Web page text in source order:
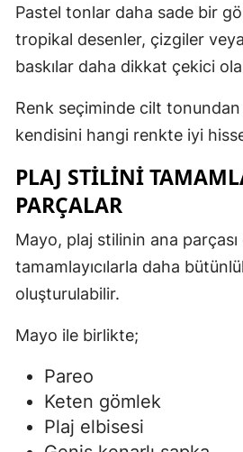
Pastel tonlar daha sade bir
tropikal desenler, çizgiler
baskılar daha dikkat çekici
Renk seçiminde cilt
kendisini hangi renkte iyi
PLAJ STILINI
PARÇALAR
Mayo, plaj stilinin ana
tamamlayıcılarla daha
oluşturulabilir.
Mayo ile birlikte;
Pareo
Keten gömlek
Plaj elbisesi